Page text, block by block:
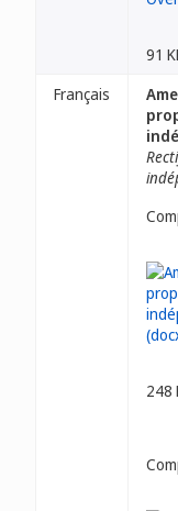
91
Français
248